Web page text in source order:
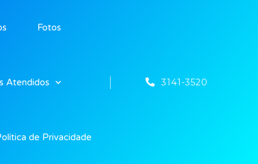
Fotos
Atendidos
de Privacidade
3141-3520